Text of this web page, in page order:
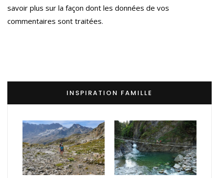
savoir plus sur la façon dont les données de vos
commentaires sont traitées.
INSPIRATION FAMILLE